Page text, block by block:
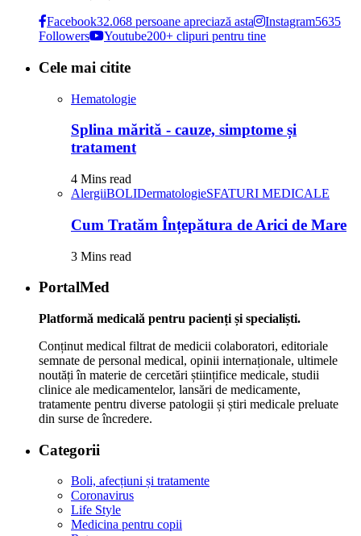
Facebook32.068 persoane apreciază asta Instagram5635
Followers
Youtube200+ clipuri pentru tine
Cele mai citite
Hematologie
Splina mărită - cauze, simptome și
tratament
4 Mins read
AlergiiBOLIDermatologieSFATURI MEDICALE
Cum Tratăm Înțepătura de Arici de Mare
3 Mins read
PortalMed
Platformă medicală pentru pacienți și specialiști.
Conținut medical filtrat de medicii colaboratori, editoriale
semnate de personal medical, opinii internaționale, ultimele
noutăți în materie de cercetări științifice medicale, studii
clinice ale medicamentelor, lansări de medicamente,
tratamente pentru diverse patologii și știri medicale preluate
din surse de încredere.
Categorii
Boli, afecțiuni și tratamente
Coronavirus
Life Style
Medicina pentru copii